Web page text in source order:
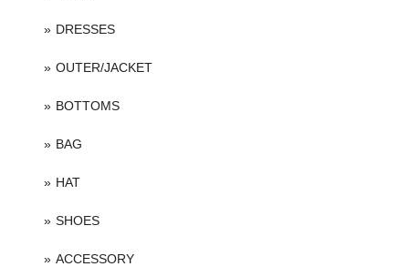
DRESSES
OUTER/JACKET
BOTTOMS
BAG
HAT
SHOES
ACCESSORY